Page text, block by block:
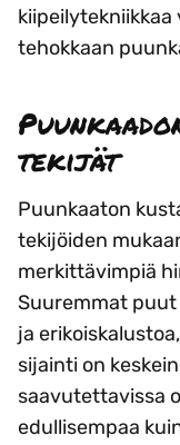
tehokkaan
tekijät
Puunkaaton
tekijöiden
merkittävimpiä
Suuremmat
ja
sijainti on
saavutettavissa
edullisempaa